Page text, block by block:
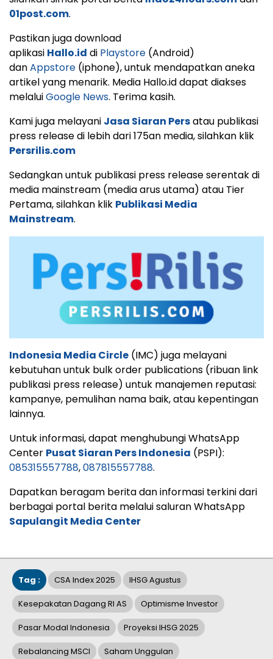
01post.com.
Pastikan juga download
aplikasi Hallo.id di Playstore (Android)
danAppstore (iphone), untuk mendapatkan aneka
artikel yang menarik. Media Hallo.id dapat diakses
melaluiGoogle News. Terima kasih.
Kami juga melayani Jasa Siaran Persatau publikasi
press release di lebih dari 175an media, silahkan klik
Persrilis.com
Sedangkan untuk publikasi press release serentak di
media mainstream (media arus utama) atau Tier
Pertama, silahkan klik Publikasi Media
Mainstream.
Indonesia Media Circle (IMC) juga melayani
kebutuhan untuk bulk order publications (ribuan link
publikasi press release) untuk manajemen reputasi:
kampanye, pemulihan nama baik, atau kepentingan
lainnya.
Untuk informasi, dapat menghubungi WhatsApp
Center Pusat Siaran Pers Indonesia (PSPI):
085315557788,087815557788.
Dapatkan beragam berita dan informasi terkini dari
berbagai portal berita melalui saluran WhatsApp
Sapulangit Media Center
Tag : CSA Index 2025 IHSG Agustus
Kesepakatan Dagang RI AS Optimisme Investor
Pasar Modal Indonesia Proyeksi IHSG 2025
Rebalancing MSCI Saham Unggulan